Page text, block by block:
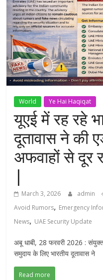
World Ye Hai Haqiqat
यूएई में रह रहे
दूतावास ने की
अफवाहों से दूर
|
March 3, 2026 admin
Avoid Rumors, Emergency
News, UAE Security Update
अबू धाबी, 28 फरवरी 2026 :
समुदाय के लिए भारतीय दूतावास ने
Read more